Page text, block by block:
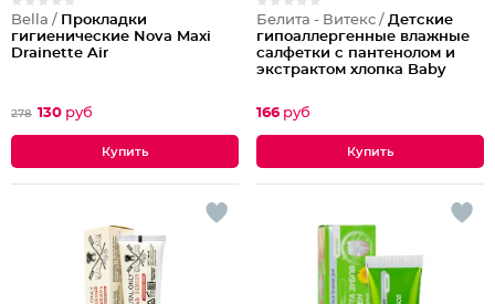
Bella / Прокладки
гигиенические Nova Maxi
Drainette Air
278 130 руб
Белита - Витекс / Детские
гипоаллергенные влажные
салфетки с пантенолом и
экстрактом хлопка Baby
166 руб